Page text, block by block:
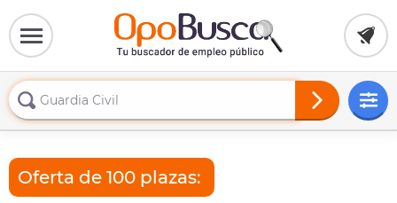
Oferta de 100 plazas: